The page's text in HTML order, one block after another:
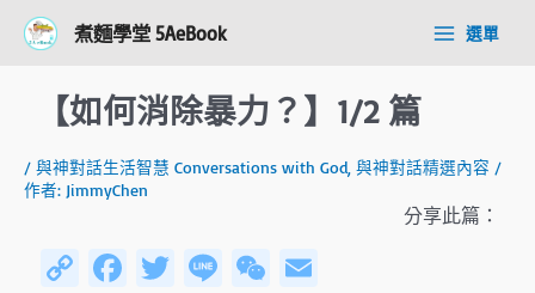
煮麵學堂 5AeBook
Main選單
【如何消除暴力？】1/2 篇
/ 與神對話生活智慧 Conversations with God 與神對話精選內容 /
作者: JimmyChen
分享此篇：
C
Fa T
Li
W
navigation